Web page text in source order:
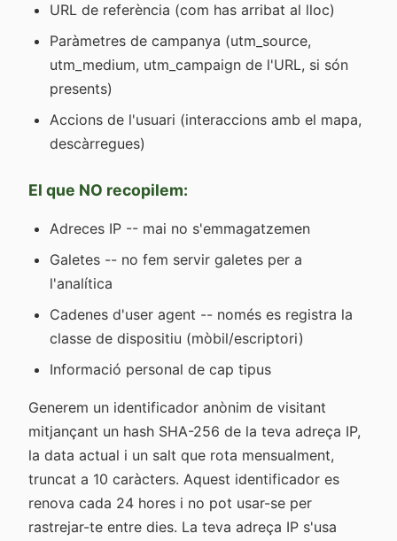
URL de referència (com has arribat al lloc)
Paràmetres de campanya (utm_source,
utm_medium, utm_campaign de l'URL, si són
presents)
Accions de l'usuari (interaccions amb el mapa,
descàrregues)
El que NO recopilem:
Adreces IP -- mai no s'emmagatzemen
Galetes -- no fem servir galetes per a
l'analítica
Cadenes d'user agent -- només es registra la
classe de dispositiu (mòbil/escriptori)
Informació personal de cap tipus
Generem un identificador anònim de visitant
mitjançant un hash SHA-256 de la teva adreça IP,
la data actual i un salt que rota mensualment,
truncat a 10 caràcters. Aquest identificador es
renova cada 24 hores i no pot usar-se per
rastrejar-te entre dies. La teva adreça IP s'usa